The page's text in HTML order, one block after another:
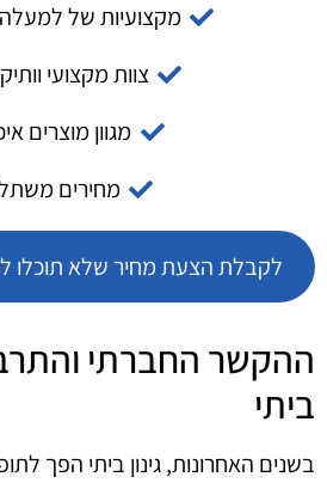
מקצועיות של למעלה מ-
צוות מקצועי
מגוון מוצרים
מחירים
לקבלת הצעת מחיר שלא תוכלו
ההקשר החברתי
ביתי
בשנים האחרונות, גינון ביתי הפך